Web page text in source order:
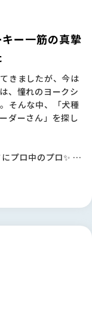
ー一筋の真摯
きましたが、今は
、憧れのヨークシ
そんな中、「犬種
ダーさん」を探し
プロ中のプロ✨ ス
っしゃいます。親
がりました。正
勇気がいります
て本当によかった
やはりこの道40年